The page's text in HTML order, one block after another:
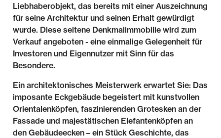
Liebhaberobjekt, das bereits mit einer Auszeichnung
für seine Architektur und seinen Erhalt gewürdigt
wurde. Diese seltene Denkmalimmobilie wird zum
Verkauf angeboten - eine einmalige Gelegenheit für
Investoren und Eigennutzer mit Sinn für das
Besondere.
Ein architektonisches Meisterwerk erwartet Sie: Das
imposante Eckgebäude begeistert mit kunstvollen
Orientalenköpfen, faszinierenden Grotesken an der
Fassade und majestätischen Elefantenköpfen an
den Gebäudeecken – ein Stück Geschichte, das